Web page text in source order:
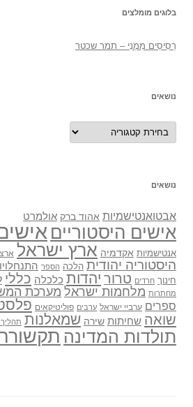
בלוגים מומלצים
רְסִיסִים מִמֶנִי – תמר שכטר
נושאים
נושאים
נושאים
אבטואנטישמיות אהוד ברק אולמרט
אישים היסטוריים
אנטישמיות אקדמיה ארץ ישראל
היסטוריה יהודית הלכה הספר
חינוך חרדים טרור יהדות כלכלה כללי
מחתרות מלחמות ישראל מערכת
ספרים ערביי ישראל ערבים פוליטיקאים
שואה שחיתות שירה שמאלנות
תולדות המדינה